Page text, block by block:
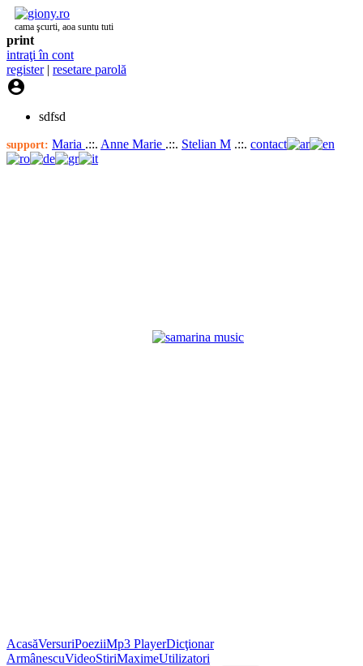
cama şcurti, aoa suntu tuti
print
intraţi în cont
register| resetare parolă

sdfsd
support: Maria .::. Anne Marie .::. Stelian M .::. contact
AcasăVersuriPoeziiMp3 PlayerDicţionar
ArmânescuVideoStiriMaximeUtilizatori